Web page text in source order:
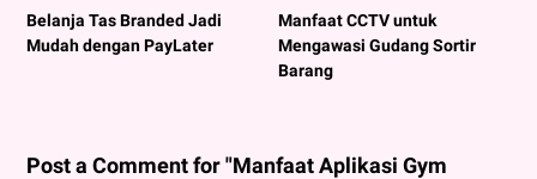
Belanja Tas Branded Jadi
Mudah dengan PayLater
Manfaat CCTV untuk
Mengawasi Gudang Sortir
Barang
Post a Comment for "Manfaat Aplikasi Gym